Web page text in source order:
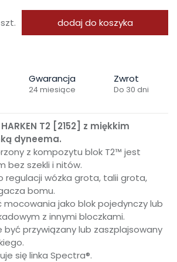
szt. dodaj do koszyka
Gwarancja
24 miesiące
Zwrot
Do 30 dni
T2 [2152] z miękkim
dyneema.
z kompozytu blok T2™ jest
bez szekli i nitów.
regulacji wózka grota, talii grota,
bomu.
mocowania jako blok pojedynczy lub
z innymi bloczkami.
być przywiązany lub zaszplajsowany
się linka Spectra®.